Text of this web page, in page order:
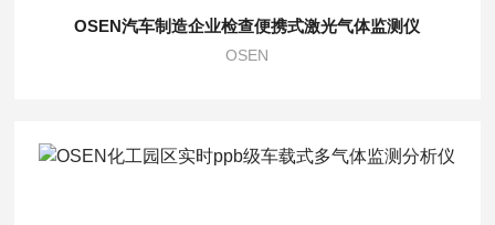
OSEN汽车制造企业检查便携式激光气体监测仪
OSEN